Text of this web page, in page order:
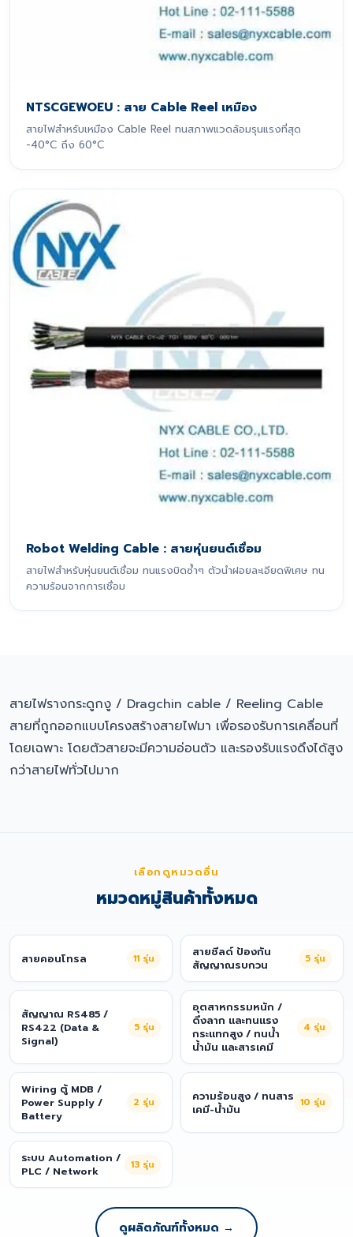
NTSCGEWOEU : สาย Cable Reel เหมือง
สายไฟสำหรับเหมือง Cable Reel ทนสภาพแวดล้อมรุนแรงที่สุด
-40°C ถึง 60°C
Robot Welding Cable : สายหุ่นยนต์เชื่อม
สายไฟสำหรับหุ่นยนต์เชื่อม ทนแรงบิดซ้ำๆ ตัวนำฝอยละเอียดพิเศษ ทน
ความร้อนจากการเชื่อม
สายไฟรางกระดูกงู / Dragchin cable / Reeling Cable
สายที่ถูกออกแบบโครงสร้างสายไฟมา เพื่อรองรับการเคลื่อนที่
โดยเฉพาะ โดยตัวสายจะมีความอ่อนตัว และรองรับแรงดึงได้สูง
กว่าสายไฟทั่วไปมาก
เลือกดูหมวดอื่น
หมวดหมู่สินค้าทั้งหมด
สายคอนโทรล 11 รุ่น
สายชีลด์ ป้องกัน
สัญญาณรบกวน
5 รุ่น
สัญญาณ RS485 /
RS422 (Data &
Signal)
5 รุ่น
อุตสาหกรรมหนัก /
ดึงลาก และทนแรง
กระแทกสูง / ทนน้ำ
น้ำมัน และสารเคมี
4 รุ่น
Wiring ตู้ MDB /
Power Supply /
Battery
2 รุ่น
ความร้อนสูง / ทนสาร
เคมี-น้ำมัน
10 รุ่น
ระบบ Automation /
PLC / Network
13 รุ่น
ดูผลิตภัณฑ์ทั้งหมด →